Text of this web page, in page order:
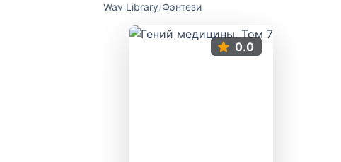
Wav Library/Фэнтези
0.0